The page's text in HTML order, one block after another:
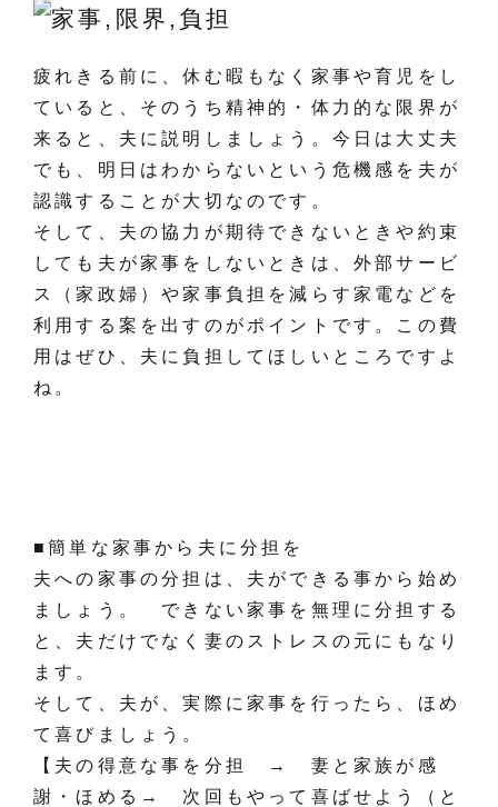
疲れきる前に、休む暇もなく家事や育児をし
ていると、そのうち精神的・体力的な限界が
来ると、夫に説明しましょう。今日は大丈夫
でも、明日はわからないという危機感を夫が
認識することが大切なのです。
そして、夫の協力が期待できないときや約束
しても夫が家事をしないときは、外部サービ
ス（家政婦）や家事負担を減らす家電などを
利用する案を出すのがポイントです。この費
用はぜひ、夫に負担してほしいところですよ
ね。
■簡単な家事から夫に分担を
夫への家事の分担は、夫ができる事から始め
ましょう。 できない家事を無理に分担する
と、夫だけでなく妻のストレスの元にもなり
ます。
そして、夫が、実際に家事を行ったら、ほめ
て喜びましょう。
【夫の得意な事を分担 → 妻と家族が感
謝・ほめる→ 次回もやって喜ばせよう（と